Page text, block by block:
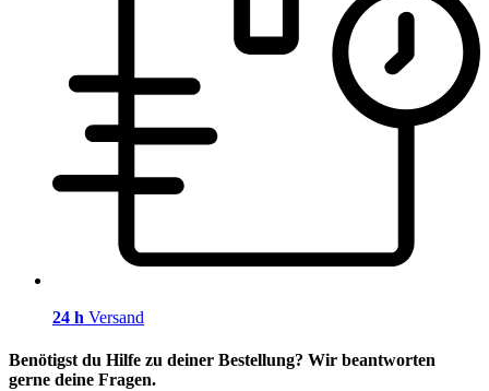
24 h Versand
Benötigst du Hilfe zu deiner Bestellung? Wir beantworten
gerne deine Fragen.